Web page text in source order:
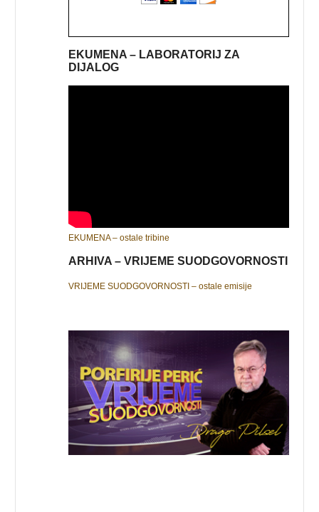
EKUMENA – LABORATORIJ ZA
DIJALOG
EKUMENA – ostale tribine
ARHIVA – VRIJEME SUODGOVORNOSTI
VRIJEME SUODGOVORNOSTI – ostale emisije